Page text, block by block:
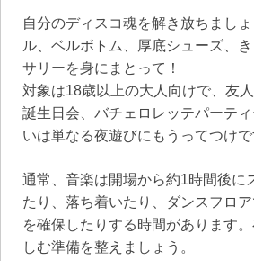
自分のディスコ魂を解き放ちまし
ル、ベルボトム、厚底シューズ、
サリーを身にまとって！
対象は18歳以上の大人向けで、友
誕生日会、バチェロレッテパーテ
いは単なる夜遊びにもうってつけで
通常、音楽は開場から約1時間後に
たり、落ち着いたり、ダンスフロ
を確保したりする時間があります
しむ準備を整えましょう。